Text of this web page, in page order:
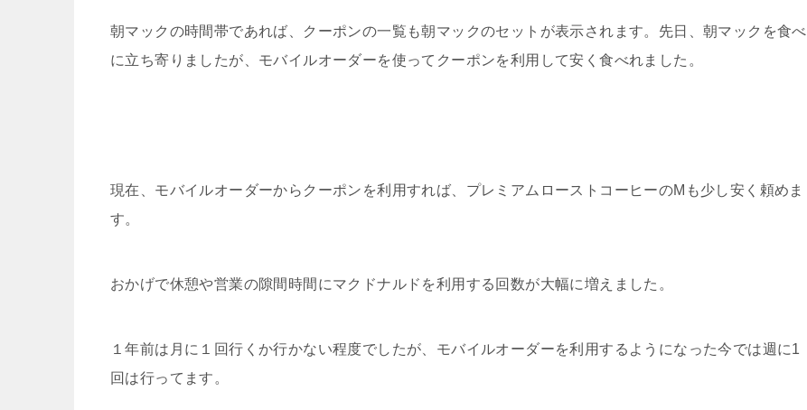
朝マックの時間帯であれば、クーポンの一覧も朝マックのセットが表示されます。先日、朝マックを食べ
に立ち寄りましたが、モバイルオーダーを使ってクーポンを利用して安く食べれました。
現在、モバイルオーダーからクーポンを利用すれば、プレミアムローストコーヒーのMも少し安く頼めま
す。
おかげで休憩や営業の隙間時間にマクドナルドを利用する回数が大幅に増えました。
１年前は月に１回行くか行かない程度でしたが、モバイルオーダーを利用するようになった今では週に1
回は行ってます。